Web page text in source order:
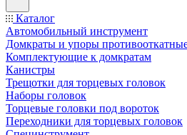
Каталог
Автомобильный инструмент
Домкраты и упоры
Комплектующие к домкратам
Канистры
Трещотки для торцевых головок
Наборы головок
Торцевые головки под вороток
Переходники для торцевых головок